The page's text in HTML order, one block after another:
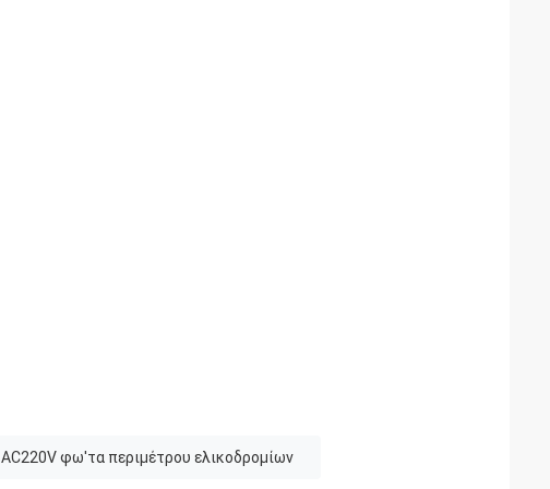
AC220V φω'τα περιμέτρου ελικοδρομίων